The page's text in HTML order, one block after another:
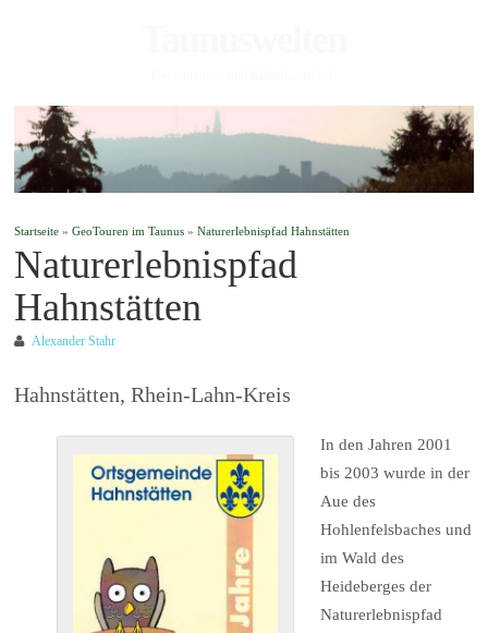
Startseite »GeoTouren im Taunus »Naturerlebnispfad Hahnstätten
Naturerlebnispfad
Hahnstätten
Alexander Stahr
Hahnstätten, Rhein-Lahn-Kreis
In den Jahren 2001
bis 2003 wurde in der
Aue des
Hohlenfelsbaches und
im Wald des
Heideberges der
Naturerlebnispfad